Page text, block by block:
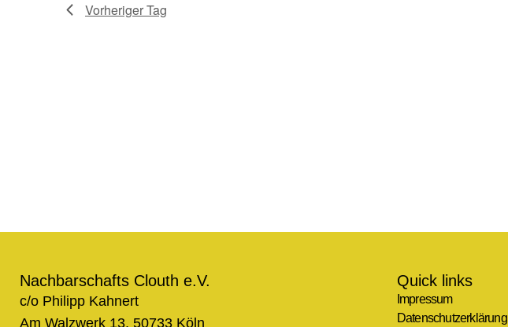
Vorheriger Tag
Quick links
Impressum
Datenschutzerklärung
Nachbarschafts Clouth e.V.
c/o Philipp Kahnert
Am Walzwerk 13, 50733 Köln